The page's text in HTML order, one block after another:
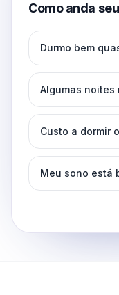
Como anda
Durmo bem
Algumas noites
Custo a dormir
Meu sono está